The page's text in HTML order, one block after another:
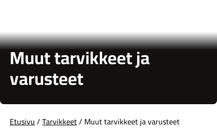
Gravel-pyörät
Muut tarvikkeet ja
varusteet
Etusivu/Tarvikkeet/ Muut tarvikkeet ja varusteet